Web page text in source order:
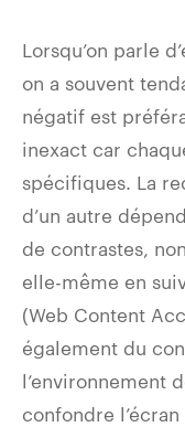
Lorsqu’on parle
on a souvent
négatif est
inexact car
spécifiques. La
d’un autre
de contrastes,
elle-même en
(Web Content
également du
l’environnement
confondre